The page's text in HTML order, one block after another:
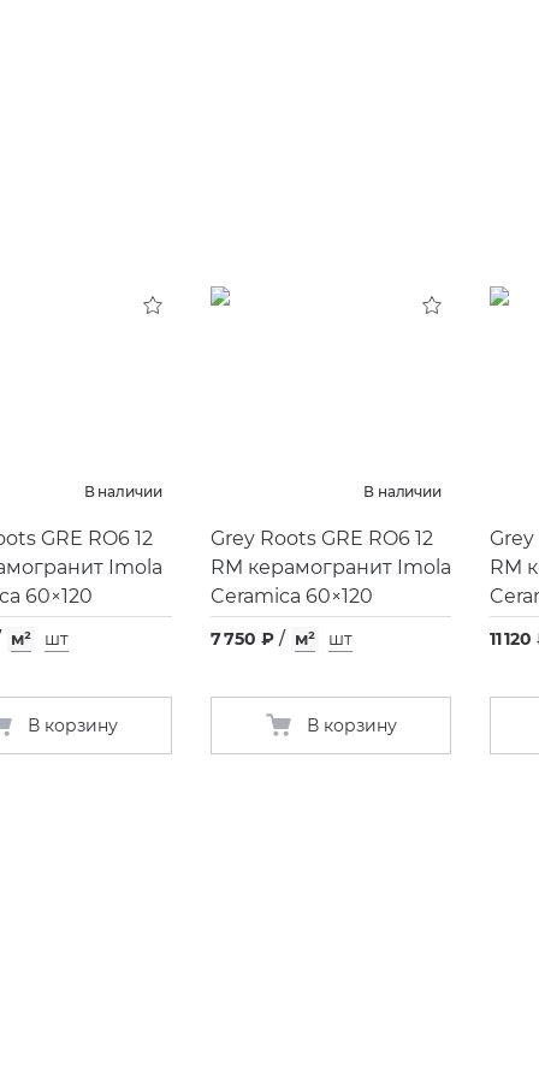
В наличии
GRE RO6 12
Imola
60×120
м² шт
В корзину
В наличии
Grey Roots GRE RO6 12
RM керамогранит Imola
Ceramica 60×120
7 750 ₽ / м² шт
В корзину
Grey
RM
11